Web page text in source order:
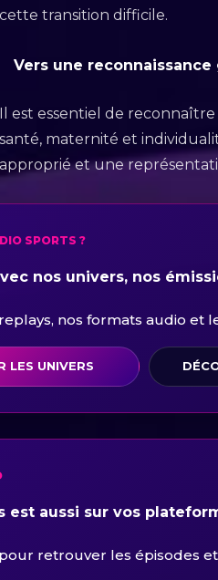
cette transition difficile.
Vers une reconnaissance
Il est essentiel de
santé, maternité et
approprié et une
SPORTS ?
nos univers, nos
nos formats audio et
LES UNIVERS
est aussi sur vos
retrouver les épisodes